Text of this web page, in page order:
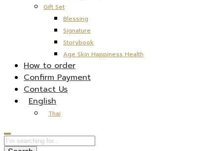
Gift Set
Blessing
Signature
Storybook
Age Skin Happiness Health
How to order
Confirm Payment
Contact Us
English
Thai